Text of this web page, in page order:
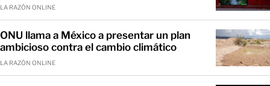
LA RAZÓN ONLINE
ONU llama a México a presentar un plan
ambicioso contra el cambio climático
LA RAZÓN ONLINE